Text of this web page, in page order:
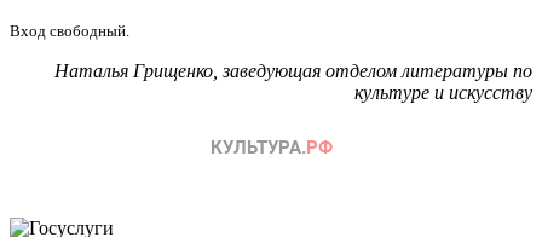
Вход свободный.
Наталья Грищенко, заведующая отделом литературы по
культуре и искусству